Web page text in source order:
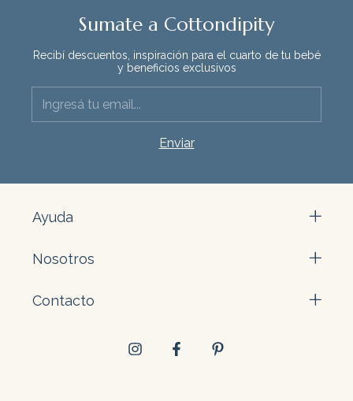
Sumate a Cottondipity
Recibí descuentos, inspiración para el cuarto de tu bebé
y beneficios exclusivos
Ayuda
Nosotros
Contacto